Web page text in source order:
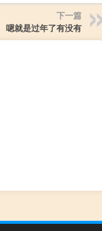
下一篇
嗯就是过年了有没有